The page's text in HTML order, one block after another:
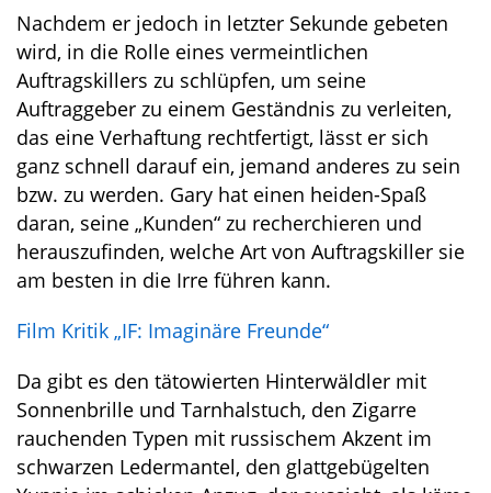
Nachdem er jedoch in letzter Sekunde gebeten
wird, in die Rolle eines vermeintlichen
Auftragskillers zu schlüpfen, um seine
Auftraggeber zu einem Geständnis zu verleiten,
das eine Verhaftung rechtfertigt, lässt er sich
ganz schnell darauf ein, jemand anderes zu sein
bzw. zu werden. Gary hat einen heiden-Spaß
daran, seine „Kunden“ zu recherchieren und
herauszufinden, welche Art von Auftragskiller sie
am besten in die Irre führen kann.
Film Kritik „IF: Imaginäre Freunde“
Da gibt es den tätowierten Hinterwäldler mit
Sonnenbrille und Tarnhalstuch, den Zigarre
rauchenden Typen mit russischem Akzent im
schwarzen Ledermantel, den glattgebügelten